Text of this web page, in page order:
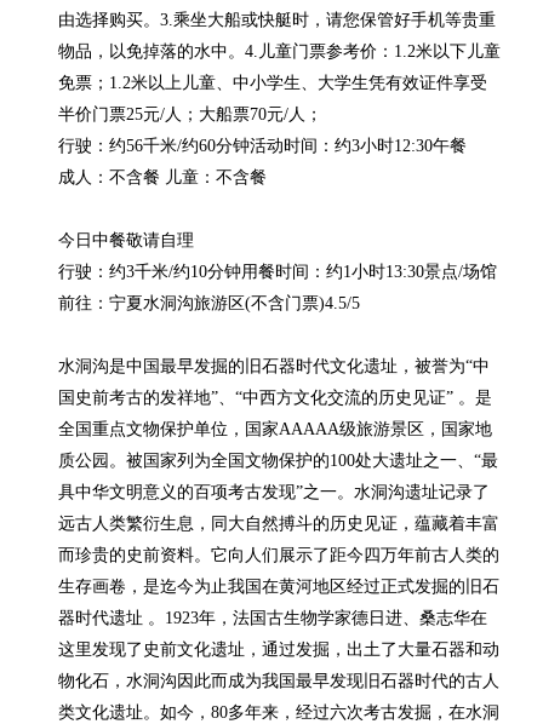
由选择购买。3.乘坐大船或快艇时，请您保管好手机等贵重
物品，以免掉落的水中。4.儿童门票参考价：1.2米以下儿童
免票；1.2米以上儿童、中小学生、大学生凭有效证件享受
半价门票25元/人；大船票70元/人；
行驶：约56千米/约60分钟活动时间：约3小时12:30午餐
成人：不含餐 儿童：不含餐
今日中餐敬请自理
行驶：约3千米/约10分钟用餐时间：约1小时13:30景点/场馆
前往：宁夏水洞沟旅游区(不含门票)4.5/5
水洞沟是中国最早发掘的旧石器时代文化遗址，被誉为“中
国史前考古的发祥地”、“中西方文化交流的历史见证” 。是
全国重点文物保护单位，国家AAAAA级旅游景区，国家地
质公园。被国家列为全国文物保护的100处大遗址之一、“最
具中华文明意义的百项考古发现”之一。水洞沟遗址记录了
远古人类繁衍生息，同大自然搏斗的历史见证，蕴藏着丰富
而珍贵的史前资料。它向人们展示了距今四万年前古人类的
生存画卷，是迄今为止我国在黄河地区经过正式发掘的旧石
器时代遗址 。1923年，法国古生物学家德日进、桑志华在
这里发现了史前文化遗址，通过发掘，出土了大量石器和动
物化石，水洞沟因此而成为我国最早发现旧石器时代的古人
类文化遗址。如今，80多年来，经过六次考古发掘，在水洞